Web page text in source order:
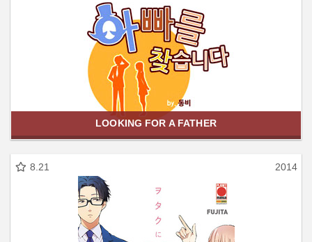
LOOKING FOR A FATHER
8.21 2014